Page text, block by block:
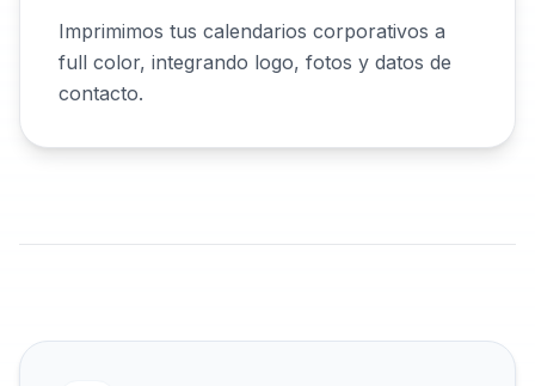
Imprimimos tus calendarios corporativos a
full color, integrando logo, fotos y datos de
contacto.